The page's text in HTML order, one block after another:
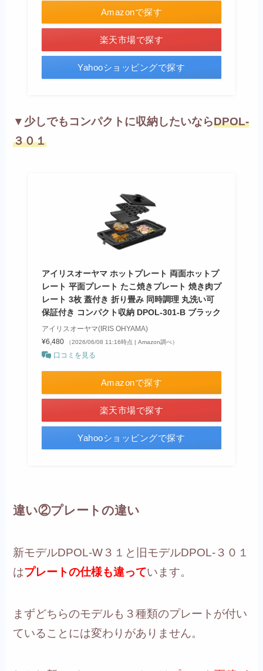
Amazonで探す
楽天市場で探す
Yahooショッピングで探す
▼少しでもコンパクトに収納したいならDPOL-
３０１
アイリスオーヤマ ホットプレート 両面ホットプ
レート 平面プレート たこ焼きプレート 焼き肉プ
レート 3枚 蓋付き 折り畳み 同時調理 丸洗い可
保証付き コンパクト収納 DPOL-301-B ブラック
アイリスオーヤマ(IRIS OHYAMA)
¥6,480
（2026/06/08 11:16時点 | Amazon調べ）
口コミを見る
Amazonで探す
楽天市場で探す
Yahooショッピングで探す
違い②プレートの違い
新モデルDPOL-W３１と旧モデルDPOL-３０１
はプレートの仕様も違っています。
まずどちらのモデルも３種類のプレートが付い
ていることには変わりがありません。